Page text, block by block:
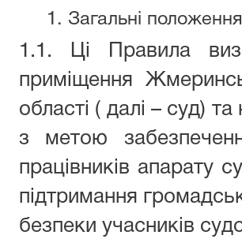
1. Загальні положення
1.1. Ці Правила
приміщення
області ( далі – суд)
з метою
працівників апарату
підтримання
безпеки учасників